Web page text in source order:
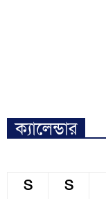
ক্যালেন্ডার
S
S